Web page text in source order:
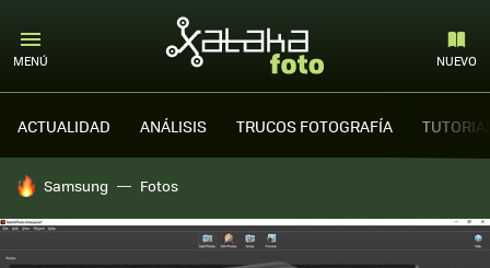
MENÚ NUEVO
ACTUALIDAD ANÁLISIS TRUCOS FOTOGRAFÍA
HOY SE HABLA DE
Samsung Fotos